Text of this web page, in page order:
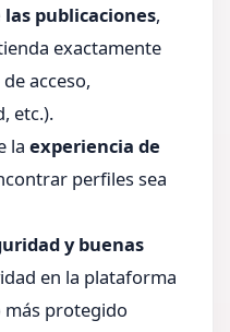
publicaciones,
exactamente
acceso,
etc.).
la experiencia de
perfiles sea
y buenas
en la plataforma
más protegido